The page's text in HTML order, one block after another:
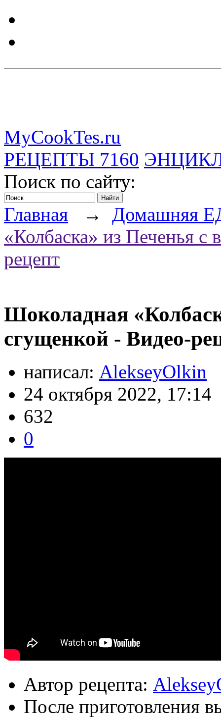
MyCookTes.ru
РЕЦЕПТЫ 7160
Поиск по сайту:
Главная → Домашняя
«Колбаска» из Печенья с
рецепт
Шоколадная
сгущенкой - Видео-
написал: AlekseyOlkin
24 октября 2022, 17:14
632
0
Автор рецепта:
После приготовления